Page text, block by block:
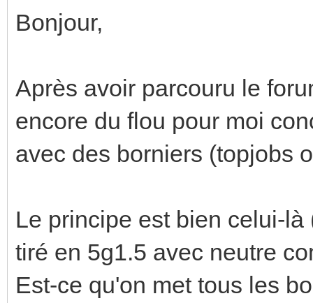
Bonjour,
Après avoir parcouru le
encore du flou pour moi
avec des borniers (topjobs
Le principe est bien celui-
tiré en 5g1.5 avec neutre
Est-ce qu'on met tous les